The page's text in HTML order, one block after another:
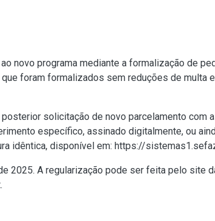
novo programa mediante a formalização de
foram formalizados sem reduções de multa
solicitação de novo parcelamento com
específico, assinado digitalmente, ou
idêntica, disponível em: https://
2025. A regularização pode ser feita pelo site